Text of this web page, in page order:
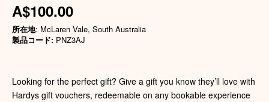
A$100.00
所在地: McLaren Vale, South Australia
製品コード: PNZ3AJ
Looking for the perfect gift? Give a gift you know they’ll love with
Hardys gift vouchers, redeemable on any bookable experience